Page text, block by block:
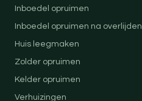
Inboedel opruimen
Inboedel opruimen na overlijden
Huis leegmaken
Zolder opruimen
Kelder opruimen
Verhuizingen